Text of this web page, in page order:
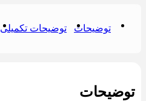
توضیحات توضیحات تکمیلی
توضیحات